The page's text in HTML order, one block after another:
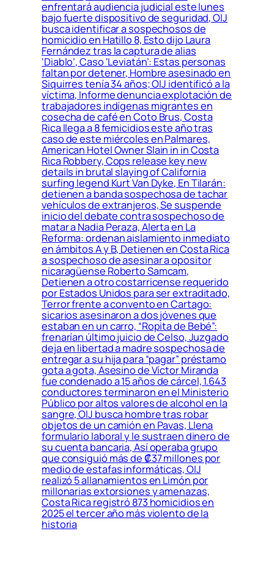
enfrentará audiencia judicial este lunes
bajo fuerte dispositivo de seguridad, OIJ
busca identificar a sospechosos de
homicidio en Hatillo 8, Esto dijo Laura
Fernández tras la captura de alias
‘Diablo’, Caso ‘Leviatán’: Estas personas
faltan por detener, Hombre asesinado en
Siquirres tenía 34 años; OIJ identificó a la
víctima, Informe denuncia explotación de
trabajadores indígenas migrantes en
cosecha de café en Coto Brus, Costa
Rica llega a 8 femicidios este año tras
caso de este miércoles en Palmares,
American Hotel Owner Slain in in Costa
Rica Robbery, Cops release key new
details in brutal slaying of California
surfing legend Kurt Van Dyke, En Tilarán:
detienen a banda sospechosa de tachar
vehículos de extranjeros, Se suspende
inicio del debate contra sospechoso de
matar a Nadia Peraza, Alerta en La
Reforma: ordenan aislamiento inmediato
en ámbitos A y B, Detienen en Costa Rica
a sospechoso de asesinar a opositor
nicaragüense Roberto Samcam,
Detienen a otro costarricense requerido
por Estados Unidos para ser extraditado,
Terror frente a convento en Cartago:
sicarios asesinaron a dos jóvenes que
estaban en un carro, “Ropita de Bebé”:
frenarían último juicio de Celso, Juzgado
deja en libertad a madre sospechosa de
entregar a su hija para “pagar” préstamo
gota a gota, Asesino de Víctor Miranda
fue condenado a 15 años de cárcel, 1.643
conductores terminaron en el Ministerio
Público por altos valores de alcohol en la
sangre, OIJ busca hombre tras robar
objetos de un camión en Pavas, Llena
formulario laboral y le sustraen dinero de
su cuenta bancaria, Así operaba grupo
que consiguió más de ₡37 millones por
medio de estafas informáticas, OIJ
realizó 5 allanamientos en Limón por
millonarias extorsiones y amenazas,
Costa Rica registró 873 homicidios en
2025 el tercer año más violento de la
historia